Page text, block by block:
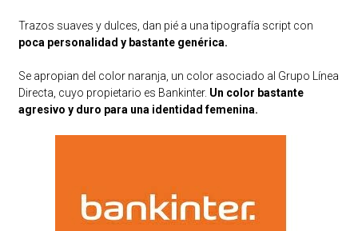
Trazos suaves y dulces, dan pié a una tipografía script con
poca personalidad y bastante genérica.
Se apropian del color naranja, un color asociado al Grupo Línea
Directa, cuyo propietario es Bankinter. Un color bastante
agresivo y duro para una identidad femenina.